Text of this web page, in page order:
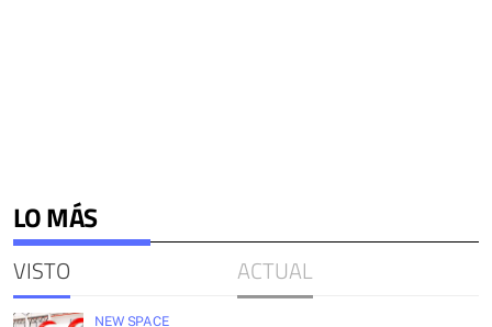
LO MÁS
VISTO ACTUAL
NEW SPACE